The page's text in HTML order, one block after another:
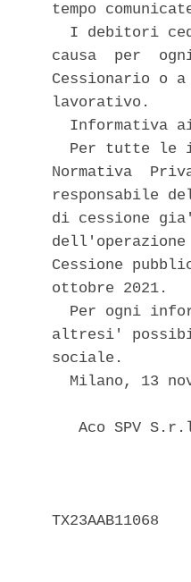
tempo
I debitori
causa  per
Cessionario o
lavorativo.
Informativa
Per tutte le
Normativa
responsabile
di cessione
Cessione
ottobre 2021.
Per ogni
altresi'
sociale.
Milano, 13
Aco SPV